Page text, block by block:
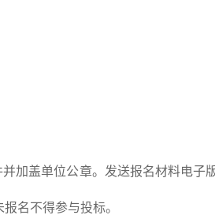
加盖单位公章。发送报名材料电子
名不得参与投标。